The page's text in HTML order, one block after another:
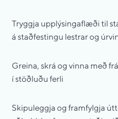
Tryggja upplýsingaflæði til
á staðfestingu lestrar og
Greina, skrá og vinna með
í stöðluðu ferli
Skipuleggja og framfylgja